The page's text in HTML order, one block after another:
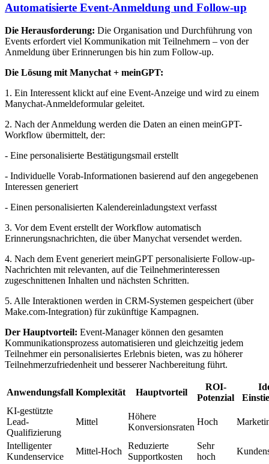
Automatisierte Event-Anmeldung und Follow-up
Die Herausforderung: Die Organisation und Durchführung von
Events erfordert viel Kommunikation mit Teilnehmern – von der
Anmeldung über Erinnerungen bis hin zum Follow-up.
Die Lösung mit Manychat + meinGPT:
1. Ein Interessent klickt auf eine Event-Anzeige und wird zu einem
Manychat-Anmeldeformular geleitet.
2. Nach der Anmeldung werden die Daten an einen meinGPT-
Workflow übermittelt, der:
- Eine personalisierte Bestätigungsmail erstellt
- Individuelle Vorab-Informationen basierend auf den angegebenen
Interessen generiert
- Einen personalisierten Kalendereinladungstext verfasst
3. Vor dem Event erstellt der Workflow automatisch
Erinnerungsnachrichten, die über Manychat versendet werden.
4. Nach dem Event generiert meinGPT personalisierte Follow-up-
Nachrichten mit relevanten, auf die Teilnehmerinteressen
zugeschnittenen Inhalten und nächsten Schritten.
5. Alle Interaktionen werden in CRM-Systemen gespeichert (über
Make.com-Integration) für zukünftige Kampagnen.
Der Hauptvorteil: Event-Manager können den gesamten
Kommunikationsprozess automatisieren und gleichzeitig jedem
Teilnehmer ein personalisiertes Erlebnis bieten, was zu höherer
Teilnehmerzufriedenheit und besserer Nachbereitung führt.
Anwendungsfall Komplexität Hauptvorteil
ROI-
Potenzial
KI-gestützte
Lead-
Qualifizierung
Mittel
Höhere
Konversionsraten
Hoch
Intelligenter
Kundenservice
Mittel-Hoch
Reduzierte
Supportkosten
Sehr
hoch